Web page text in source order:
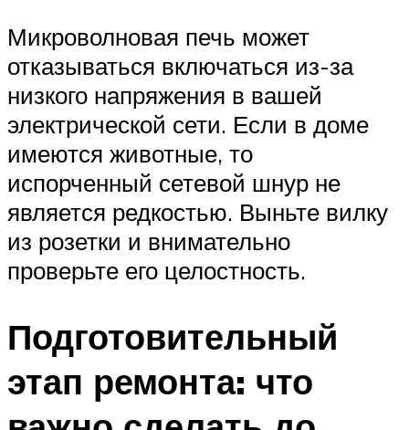
Микроволновая печь может
отказываться включаться из-за
низкого напряжения в вашей
электрической сети. Если в доме
имеются животные, то
испорченный сетевой шнур не
является редкостью. Выньте вилку
из розетки и внимательно
проверьте его целостность.
Подготовительный
этап ремонта: что